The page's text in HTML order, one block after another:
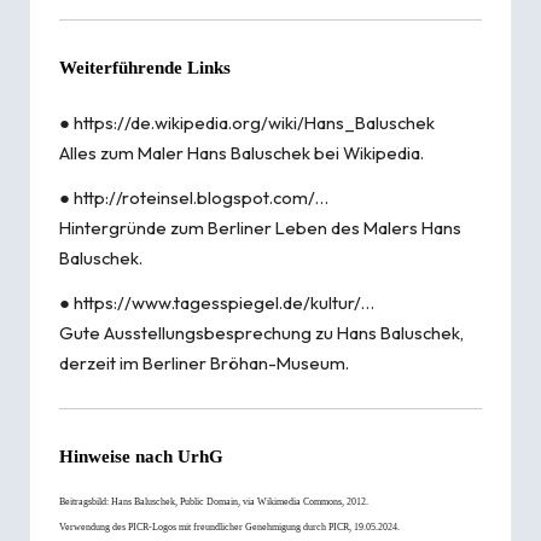
Weiterführende Links
● https://de.wikipedia.org/wiki/Hans_Baluschek
Alles zum Maler Hans Baluschek bei Wikipedia.
● http://roteinsel.blogspot.com/…
Hintergründe zum Berliner Leben des Malers Hans
Baluschek.
● https://www.tagesspiegel.de/kultur/…
Gute Ausstellungsbesprechung zu Hans Baluschek,
derzeit im Berliner Bröhan-Museum.
Hinweise nach UrhG
Beitragsbild: Hans Baluschek, Public Domain, via Wikimedia Commons, 2012.
Verwendung des PICR-Logos mit freundlicher Genehmigung durch PICR, 19.05.2024.